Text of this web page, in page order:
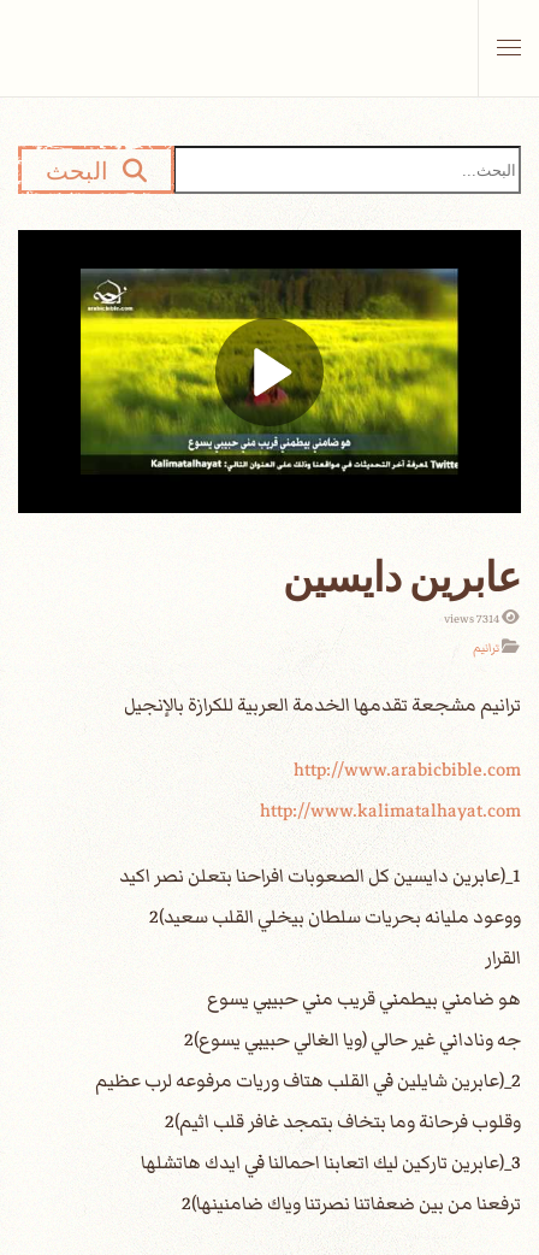
البحث
عابرين دايسين
7314 views
ترانيم
http://www.arabicbible.com
http://www.kalimatalhayat.com
1_(عابرين دايسين كل الصعوبات افراحنا بتعلن نصر اكيد
ووعود مليانه بحريات سلطان بيخلي القلب سعيد)2
القرار
هو ضامني بيطمني قريب مني حبيبي يسوع
جه وناداني غير حالي (ويا الغالي حبيبي يسوع)2
2_(عابرين شايلين في القلب هتاف وريات مرفوعه لرب عظيم
وقلوب فرحانة وما بتخاف بتمجد غافر قلب اثيم)2
3_(عابرين تاركين ليك اتعابنا احمالنا في ايدك هاتشلها
ترفعنا من بين ضعفاتنا نصرتنا وياك ضامنينها)2